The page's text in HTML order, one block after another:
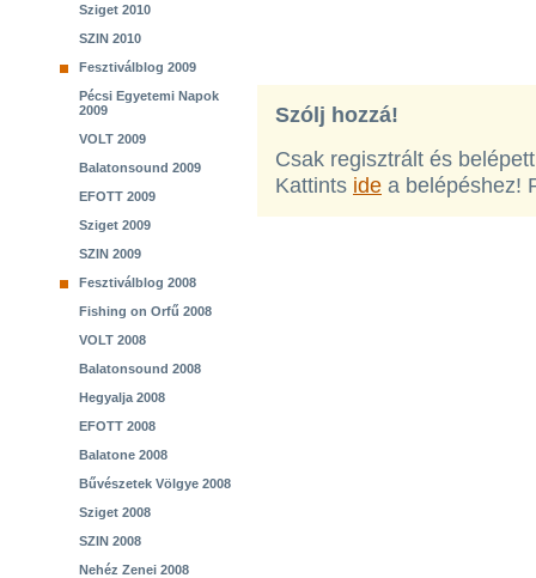
Sziget 2010
SZIN 2010
Fesztiválblog 2009
Pécsi Egyetemi Napok
2009
VOLT 2009
Balatonsound 2009
EFOTT 2009
Sziget 2009
SZIN 2009
Fesztiválblog 2008
Fishing on Orfű 2008
VOLT 2008
Balatonsound 2008
Hegyalja 2008
EFOTT 2008
Balatone 2008
Bűvészetek Völgye 2008
Sziget 2008
SZIN 2008
Nehéz Zenei 2008
Szólj hozzá!
Csak regisztrált és
Kattints ide a belépéshez!